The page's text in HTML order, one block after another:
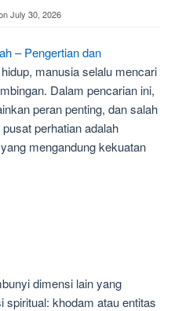
July 30, 2026
– Pengertian dan
manusia selalu mencari
Dalam pencarian ini,
peran penting, dan salah
perhatian adalah
mengandung kekuatan
dimensi lain yang
spiritual: khodam atau entitas